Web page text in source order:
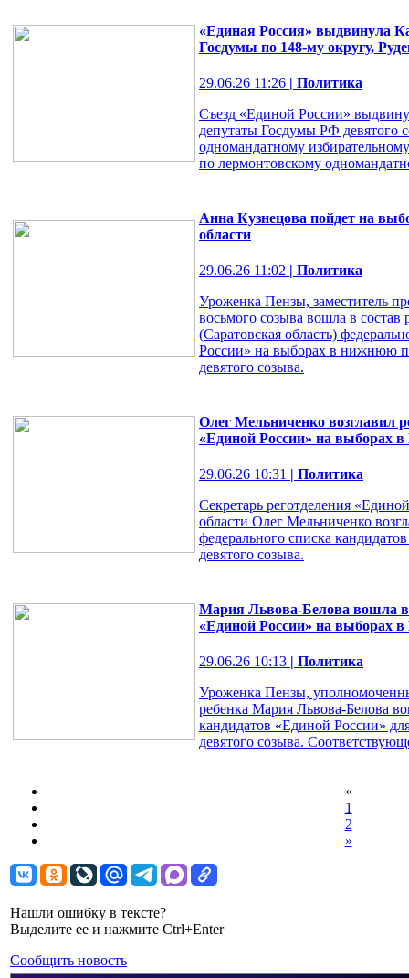
«Единая Россия» выдвинула
Госдумы по 148-му округу,
29.06.26 11:26 | Политика
Съезд «Единой России»
депутаты Госдумы РФ девятого
одномандатному
по лермонтовскому
Анна Кузнецова пойдет на
области
29.06.26 11:02 | Политика
Уроженка Пензы, заместитель
восьмого созыва вошла в
(Саратовская область)
России» на выборах в нижнюю
девятого созыва.
Олег Мельниченко возглавил
«Единой России» на выборах в
29.06.26 10:31 | Политика
Секретарь реготделения
области Олег Мельниченко
федерального списка
девятого созыва.
Мария Львова-Белова вошла в
«Единой России» на выборах в
29.06.26 10:13 | Политика
Уроженка Пензы,
ребенка Мария Львова-Белова
кандидатов «Единой России»
девятого созыва.
«
1
2
»
Нашли ошибку в тексте?
Выделите ее и нажмите Ctrl+Enter
Сообщить новость